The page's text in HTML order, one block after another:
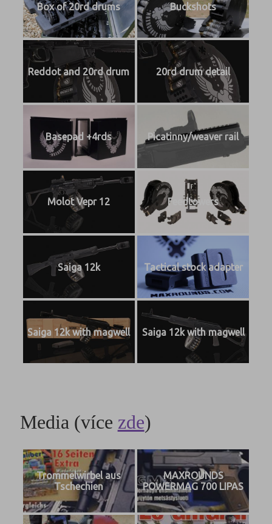
Box of 20rd drums Buckshots
Reddot and 20rd drum 20rd drum detail
Basepad +4rds Picatinny/weaver rail
Molot Vepr 12 Feedtowers
Saiga 12k Tactical stock adapter
Saiga 12k with magwell Saiga 12k with magwell
Media (více zde)
Trommelwirbel aus
Tschechien
MAXROUNDS
POWERMAG 700 LIPAS